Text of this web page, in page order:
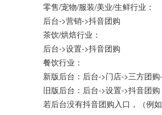
零售/宠物/服装/美业/生鲜行业：
后台->营销->抖音团购
茶饮/烘焙行业：
后台->设置->抖音团购
餐饮行业：
新版后台：后台->门店->三方团购
旧版后台：后台->设置->抖音团购
若后台没有抖音团购入口，（例